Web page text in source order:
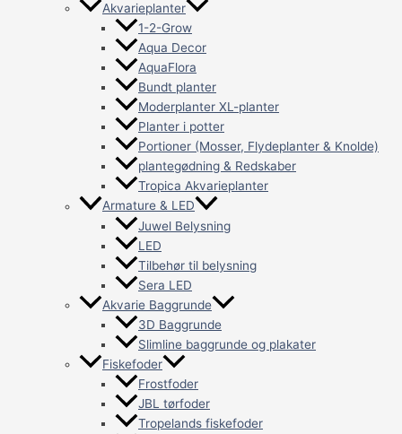
Akvarieplanter
1-2-Grow
Aqua Decor
AquaFlora
Bundt planter
Moderplanter XL-planter
Planter i potter
Portioner (Mosser, Flydeplanter & Knolde)
plantegødning & Redskaber
Tropica Akvarieplanter
Armature & LED
Juwel Belysning
LED
Tilbehør til belysning
Sera LED
Akvarie Baggrunde
3D Baggrunde
Slimline baggrunde og plakater
Fiskefoder
Frostfoder
JBL tørfoder
Tropelands fiskefoder